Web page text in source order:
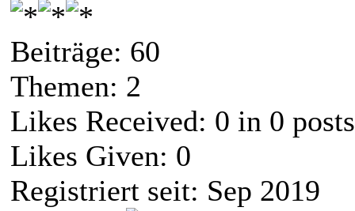
Beiträge: 60
Themen: 2
Likes Received: 0 in 0 posts
Likes Given: 0
Registriert seit: Sep 2019